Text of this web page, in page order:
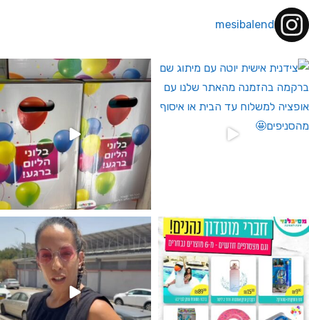
mesibalend
לחברי מועדון ומצטרפים חדשים🤍
מין העובר רק במסיבלנד !! קיים